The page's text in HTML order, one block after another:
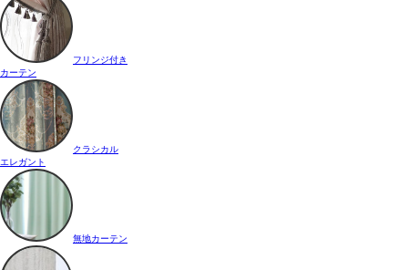
フリンジ付き
カーテン
クラシカル
エレガント
無地カーテン